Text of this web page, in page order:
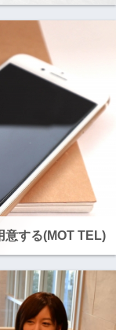
意する(MOT TEL)